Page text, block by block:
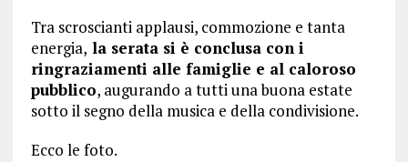
Tra scroscianti applausi, commozione e tanta
energia, la serata si è conclusa con i
ringraziamenti alle famiglie e al caloroso
pubblico, augurando a tutti una buona estate
sotto il segno della musica e della condivisione.
Ecco le foto.